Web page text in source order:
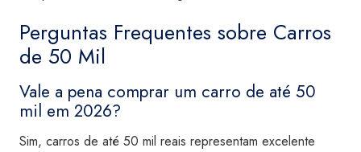
Perguntas Frequentes sobre Carros
de 50 Mil
Vale a pena comprar um carro de até 50
mil em 2026?
Sim, carros de até 50 mil reais representam excelente